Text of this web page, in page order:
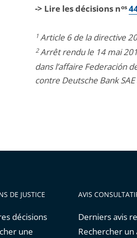
-> Lire les décisions nos
1Article 6 de la directive
2Arrêt rendu le 14 mai
dans l’affaire Federación
contre Deutsche Bank
DE JUSTICE
décisions
une
AVIS
Derniers avis
Rechercher un